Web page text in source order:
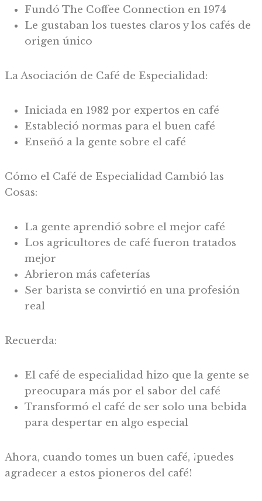
Fundó The Coffee Connection en 1974
Le gustaban los tuestes claros y los cafés de
origen único
La Asociación de Café de Especialidad:
Iniciada en 1982 por expertos en café
Estableció normas para el buen café
Enseñó a la gente sobre el café
Cómo el Café de Especialidad Cambió las
Cosas:
La gente aprendió sobre el mejor café
Los agricultores de café fueron tratados
mejor
Abrieron más cafeterías
Ser barista se convirtió en una profesión
real
Recuerda:
El café de especialidad hizo que la gente se
preocupara más por el sabor del café
Transformó el café de ser solo una bebida
para despertar en algo especial
Ahora, cuando tomes un buen café, ¡puedes
agradecer a estos pioneros del café!